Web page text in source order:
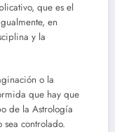
que es el
en
y la
o la
que hay que
de la Astrología
controlado.